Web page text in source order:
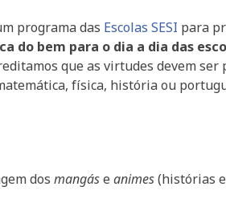
programa das Escolas SESI para
do bem para o dia a dia das
que as virtudes devem ser
física, história ou
dosmangáseanimes(histórias